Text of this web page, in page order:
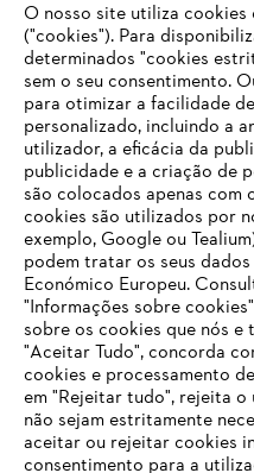
Opções
Empresa
FAQs Loja Online
Contacto
O SEU
ESTE WEBSITE
Está utilizar um navegador
obter o melhor uso de
O nosso site utiliza cookies
("cookies"). Para
determinados "cookies
sem o seu consentimento.
para otimizar a facilidade
personalizado, incluindo a
utilizador, a eficácia da
publicidade e a criação de
são colocados apenas com
cookies são utilizados por
exemplo, Google ou
podem tratar os seus
Económico Europeu.
"Informações sobre
sobre os cookies que nós e
"Aceitar Tudo", concorda
cookies e processamento
em "Rejeitar tudo", rejeita
não sejam estritamente
aceitar ou rejeitar cookies
consentimento para a